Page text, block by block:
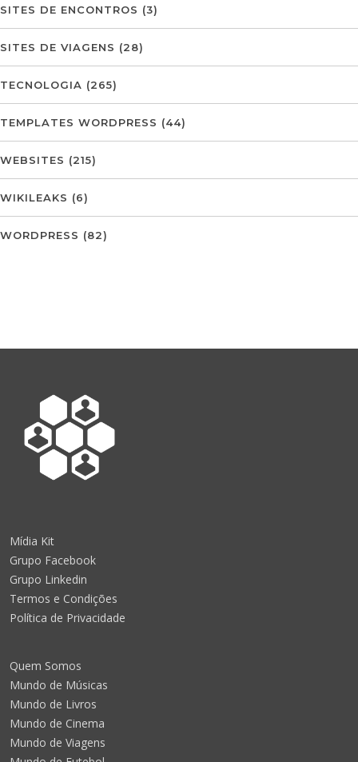
SITES DE ENCONTROS (3)
SITES DE VIAGENS (28)
TECNOLOGIA (265)
TEMPLATES WORDPRESS (44)
WEBSITES (215)
WIKILEAKS (6)
WORDPRESS (82)
Mídia Kit
Grupo Facebook
Grupo Linkedin
Termos e Condições
Política de Privacidade
Quem Somos
Mundo de Músicas
Mundo de Livros
Mundo de Cinema
Mundo de Viagens